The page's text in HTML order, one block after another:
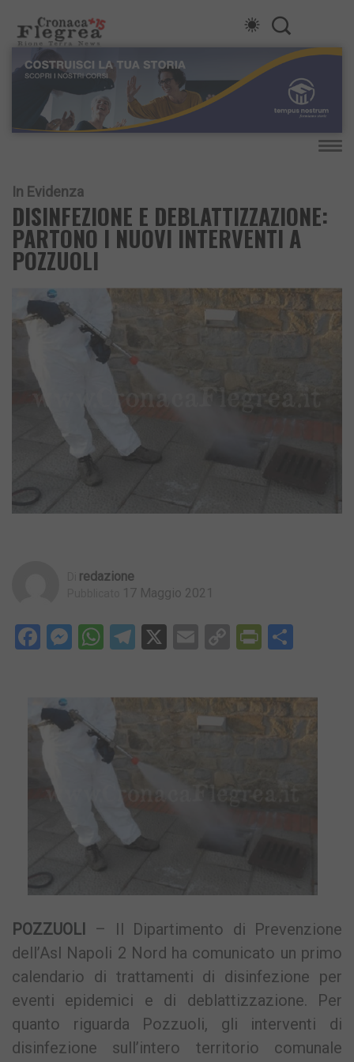
In Evidenza
DISINFEZIONE E DEBLATTIZZAZIONE:
PARTONO I NUOVI INTERVENTI A
POZZUOLI
Redazione
17 Maggio 2021
Facebook
Messenger
WhatsApp
Telegram
X EmailCopy
POZZUOLI
– Il Dipartimento di Prevenzione
dell’Asl Napoli 2 Nord ha comunicato un primo
calendario di trattamenti di disinfezione per
eventi epidemici e di deblattizzazione. Per
quanto riguarda Pozzuoli, gli interventi di
disinfezione sull’intero territorio comunale